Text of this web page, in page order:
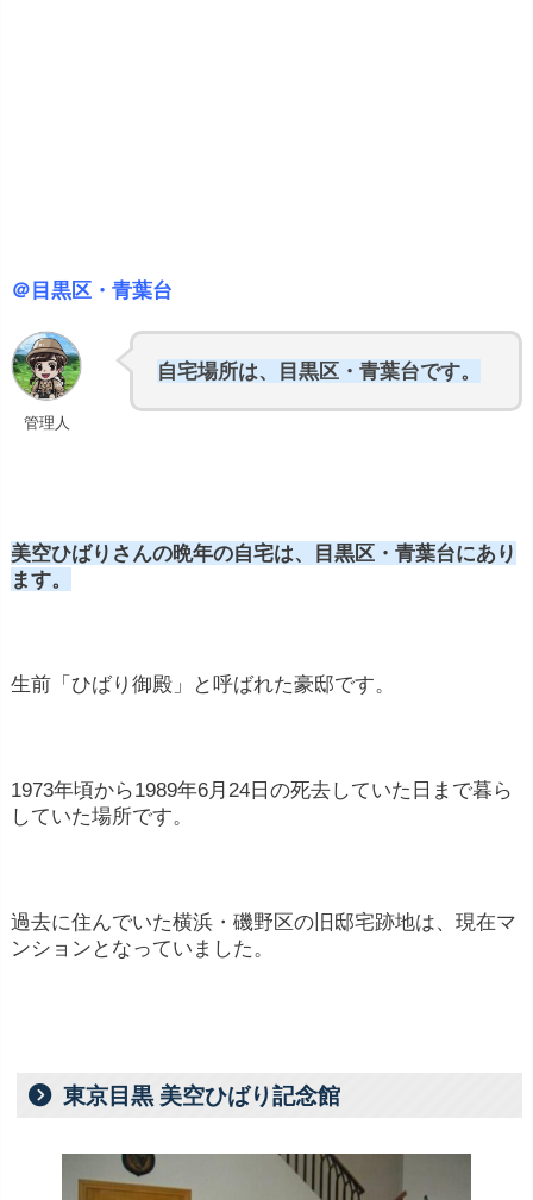
＠目黒区・青葉台
管理人
自宅場所は、目黒区・青葉台です。
美空ひばりさんの晩年の自宅は、目黒区・青葉台にあり
ます。
生前「ひばり御殿」と呼ばれた豪邸です。
1973年頃から1989年6月24日の死去していた日まで暮ら
していた場所です。
過去に住んでいた横浜・磯野区の旧邸宅跡地は、現在マ
ンションとなっていました。
東京目黒 美空ひばり記念館